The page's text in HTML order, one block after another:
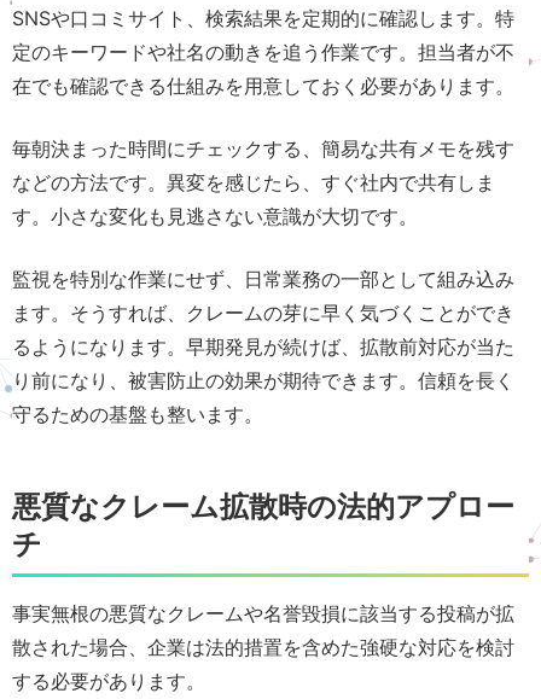
SNSや口コミサイト、検索結果を定期的に確認します。特
定のキーワードや社名の動きを追う作業です。担当者が不
在でも確認できる仕組みを用意しておく必要があります。
毎朝決まった時間にチェックする、簡易な共有メモを残す
などの方法です。異変を感じたら、すぐ社内で共有しま
す。小さな変化も見逃さない意識が大切です。
監視を特別な作業にせず、日常業務の一部として組み込み
ます。そうすれば、クレームの芽に早く気づくことができ
るようになります。早期発見が続けば、拡散前対応が当た
り前になり、被害防止の効果が期待できます。信頼を長く
守るための基盤も整います。
悪質なクレーム拡散時の法的アプロー
チ
事実無根の悪質なクレームや名誉毀損に該当する投稿が拡
散された場合、企業は法的措置を含めた強硬な対応を検討
する必要があります。